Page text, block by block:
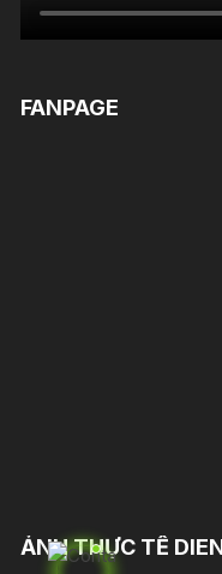
FANPAGE
ẢNH THỰC TẾ